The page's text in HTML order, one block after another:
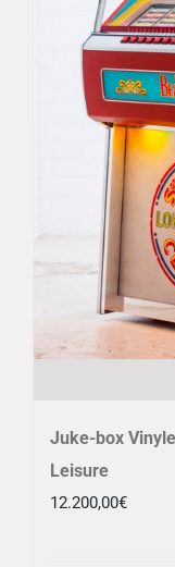
Juke-box
Leisure
12.200,00€